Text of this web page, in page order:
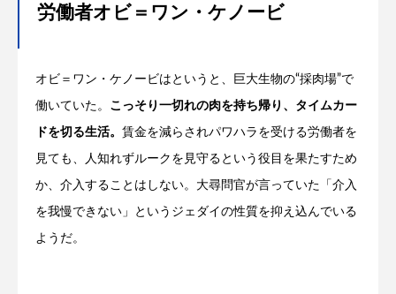
労働者オビ＝ワン・ケノービ
オビ＝ワン・ケノービはというと、巨大生物の“採肉場”で
働いていた。 こっそり一切れの肉を持ち帰り、タイムカー
ドを切る生活。 賃金を減らされパワハラを受ける労働者を
見ても、人知れずルークを見守るという役目を果たすため
か、介入することはしない。大尋問官が言っていた「介入
を我慢できない」というジェダイの性質を抑え込んでいる
ようだ。